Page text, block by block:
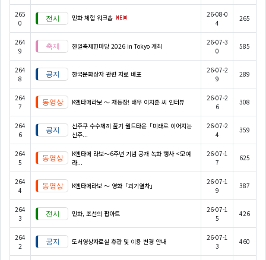
265
0
민화 체험 워크숍
26-08-0
4
265
264
9
한일축제한마당 2026 in Tokyo 개최
26-07-3
0
585
264
8
한국문화상자 관련 자료 배포
26-07-2
9
289
264
7
K엔타메라보 ～ 재등장! 배우 이지훈 씨 인터뷰
26-07-2
6
308
264
6
신주쿠 수수께끼 풀기 월드타운「미래로 이어지는
신주...
26-07-2
4
359
264
5
K엔타메 라보～6주년 기념 공개 녹화 행사 <모여
라...
26-07-1
7
625
264
4
K엔타메라보 ～ 영화「괴기열차」
26-07-1
9
387
264
3
민화, 조선의 팝아트
26-07-1
5
426
264
2
도서영상자료실 휴관 및 이용 변경 안내
26-07-1
3
460